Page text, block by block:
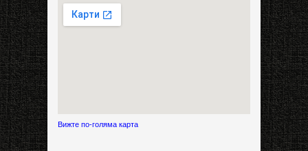
Вижте по-голяма карта